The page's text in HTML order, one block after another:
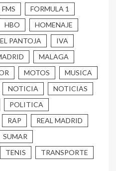
FMS
FORMULA 1
HBO
HOMENAJE
PANTOJA
IVA
MALAGA
MOTOS
MUSICA
NOTICIA
NOTICIAS
POLITICA
RAP
REAL MADRID
SUMAR
TENIS
TRANSPORTE